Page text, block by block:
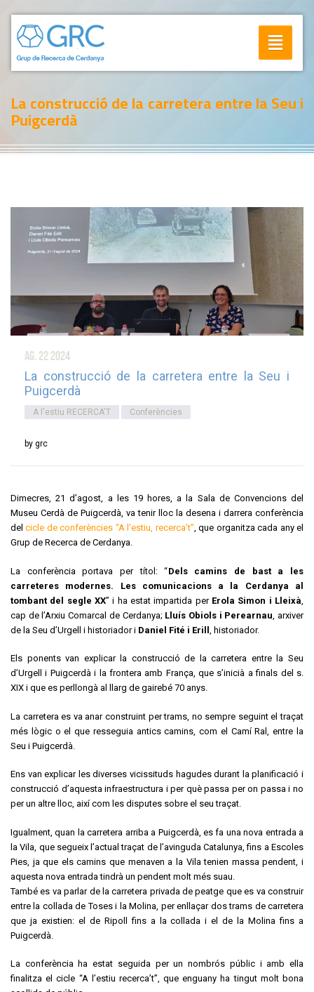
Toggle
La construcció de la carretera entre la Seu i
Puigcerdà
ag. 22 2024
La construcció de la carretera entre la Seu i
Puigcerdà
A l'estiu RECERCA'T Conferències
by grc
Dimecres, 21 d’agost, a les 19 hores, a la Sala de Convencions del
Museu Cerdà de Puigcerdà, va tenir lloc la desena i darrera conferència
delcicle de conferències “A l’estiu, recerca’t”, que organitza cada any el
Grup de Recerca de Cerdanya.
La conferència portava per títol: “Dels camins de bast a les
carreteres modernes. Les comunicacions a la Cerdanya al
tombant del segle XX” i ha estat impartida per Erola Simon i Lleixà
cap de l’Arxiu Comarcal de Cerdanya; Lluís Obiols i Perearnau , arxiver
de la Seu d’Urgell i historiador i Daniel Fité i Erill , historiador.
Els ponents van explicar la construcció de la carretera entre la Seu
d’Urgell i Puigcerdà i la frontera amb França, que s’inicià a finals del s.
XIX i que es perllongà al llarg de gairebé 70 anys.
La carretera es va anar construint per trams, no sempre seguint el traçat
més lògic o el que resseguia antics camins, com el Camí Ral, entre la
Seu i Puigcerdà.
Ens van explicar les diverses vicissituds hagudes durant la planificació i
construcció d’aquesta infraestructura i per què passa per on passa i no
per un altre lloc, així com les disputes sobre el seu traçat.
Igualment, quan la carretera arriba a Puigcerdà, es fa una nova entrada a
la Vila, que segueix l’actual traçat de l’avinguda Catalunya, fins a Escoles
Pies, ja que els camins que menaven a la Vila tenien massa pendent, i
aquesta nova entrada tindrà un pendent molt més suau.
També es va parlar de la carretera privada de peatge que es va construir
entre la collada de Toses i la Molina, per enllaçar dos trams de carretera
que ja existien: el de Ripoll fins a la collada i el de la Molina fins a
Puigcerdà.
La conferència ha estat seguida per un nombrós públic i amb ella
finalitza el cicle “A l’estiu recerca’t”, que enguany ha tingut molt bona